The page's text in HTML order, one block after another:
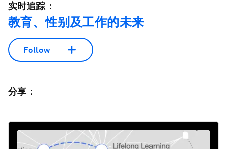
实时追踪：
教育、性别及工作的未来
Follow
分享：